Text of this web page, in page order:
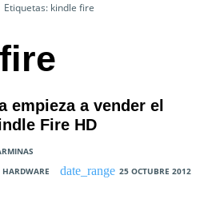
Etiquetas: kindle fire
empieza a vender el
Fire HD
HARDWARE
25 OCTUBRE 2012